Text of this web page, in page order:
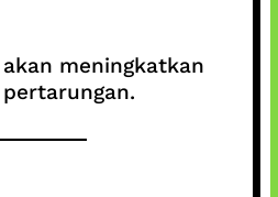
meningkatkan